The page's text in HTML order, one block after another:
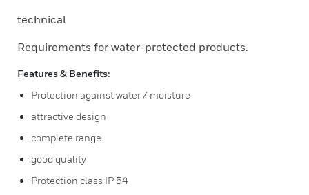
technical
Requirements for water-protected products.
Features & Benefits:
Protection against water / moisture
attractive design
complete range
good quality
Protection class IP 54